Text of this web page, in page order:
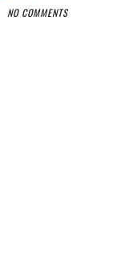
NO COMMENTS